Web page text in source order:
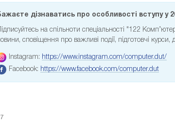
дізнаватись про особливості вступу у
Підписуйтесь на спільноти спеціальності "122
сповіщення про важливі події, підготовчі курси,
Instagram: https://www.instagram.com/computer.dut/
Facebook: https://www.facebook.com/computer.dut